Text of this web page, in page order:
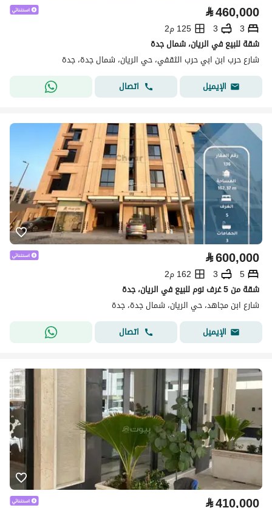
⃁460,000
3
3
125 م2
شقة للبيع في الريان، شمال جدة
شارع حرب ابن ابي حرب الثقفي، حي الريان، شمال جدة، جدة
الإيميل
اتصال
⃁600,000
5
3
162 م2
شقة من 5 غرف نوم للبيع في الريان، جدة
شارع ابن مجاهد، حي الريان، شمال جدة، جدة
الإيميل
اتصال
⃁410,000